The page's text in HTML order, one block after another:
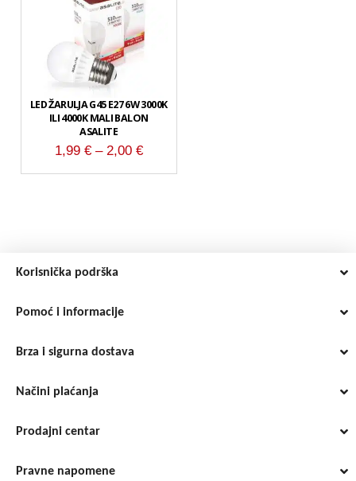
2,14 €
LED ŽARULJA G45 E27 6W 3000K
ILI 4000K MALI BALON
ASALITE
1,99 € – 2,00 €Raspon
Korisnička podrška
Pomoć i informacije
Brza i sigurna dostava
Načini plaćanja
Prodajni centar
Pravne napomene